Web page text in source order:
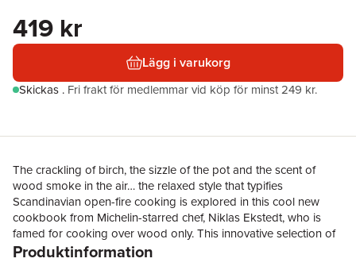
419 kr
Lägg i varukorg
Skickas . Fri frakt för medlemmar vid köp för minst 249 kr.
The crackling of birch, the sizzle of the pot and the scent of
wood smoke in the air… the relaxed style that typifies
Scandinavian open-fire cooking is explored in this cool new
cookbook from Michelin-starred chef, Niklas Ekstedt, who is
famed for cooking over wood only. This innovative selection of
recipes highlights the best of modern Nordic food, themed
Produktinformation